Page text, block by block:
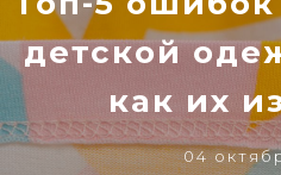
детской
как их
04